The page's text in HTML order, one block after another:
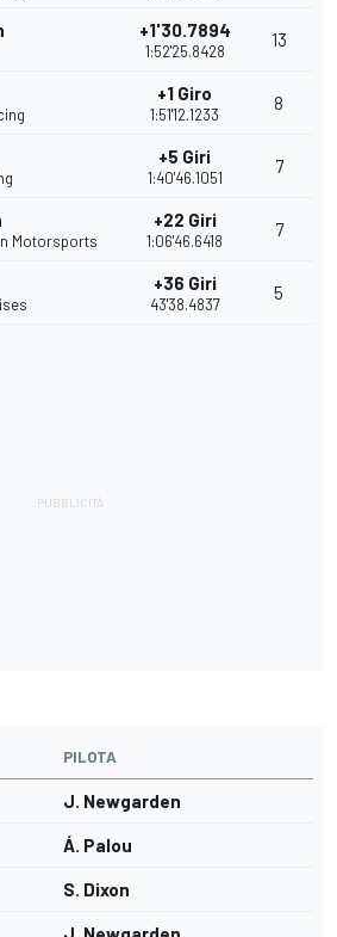
+1'30.7894
1:52'25.8428
13
+1 Giro
1:51'12.1233
8
+5 Giri
1:40'46.1051
7
Motorsports
+22 Giri
1:06'46.6418
7
+36 Giri
43'38.4837
5
PILOTA
J. Newgarden
Á. Palou
S. Dixon